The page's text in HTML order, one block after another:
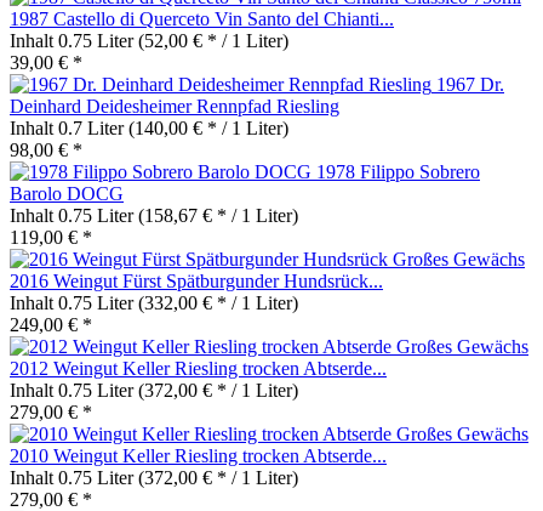
1987 Castello di Querceto Vin Santo del Chianti...
Inhalt 0.75 Liter(52,00 € * / 1 Liter)
39,00 € *
1967 Dr.
Deinhard Deidesheimer Rennpfad Riesling
Inhalt 0.7 Liter(140,00 € * / 1 Liter)
98,00 € *
1978 Filippo Sobrero
Barolo DOCG
Inhalt 0.75 Liter(158,67 € * / 1 Liter)
119,00 € *
2016 Weingut Fürst Spätburgunder Hundsrück...
Inhalt 0.75 Liter(332,00 € * / 1 Liter)
249,00 € *
2012 Weingut Keller Riesling trocken Abtserde...
Inhalt 0.75 Liter(372,00 € * / 1 Liter)
279,00 € *
2010 Weingut Keller Riesling trocken Abtserde...
Inhalt 0.75 Liter(372,00 € * / 1 Liter)
279,00 € *